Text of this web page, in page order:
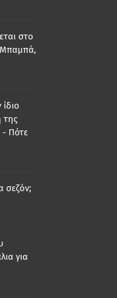
στο
της
- Πότε
σεζόν;
για